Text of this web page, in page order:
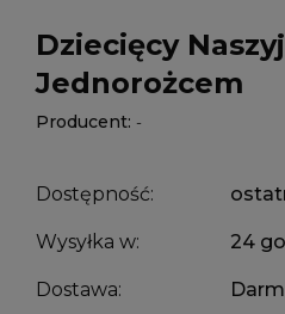
Dziecięcy
Jednorożcem
Producent: -
Dostępność:
Wysyłka w: 24
Dostawa: